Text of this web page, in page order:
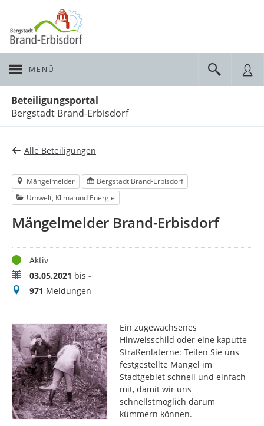
MENÜ
Beteiligungsportal
Bergstadt Brand-Erbisdorf
Alle Beteiligungen
Mängelmelder
Bergstadt Brand-Erbisdorf
Umwelt, Klima und Energie
Mängelmelder Brand-Erbisdorf
StatusAktiv
Zeitraum03.05.2021 bis -
Meldungen
971 Meldungen
Ein zugewachsenes
Hinweisschild oder eine kaputte
Straßenlaterne: Teilen Sie uns
festgestellte Mängel im
Stadtgebiet schnell und einfach
mit, damit wir uns
schnellstmöglich darum
kümmern können.